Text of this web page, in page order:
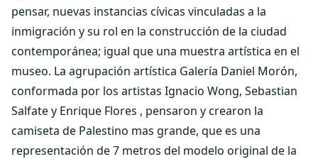
pensar, nuevas instancias cívicas vinculadas a la
inmigración y su rol en la construcción de la ciudad
contemporánea; igual que una muestra artística en el
museo. La agrupación artística Galería Daniel Morón,
conformada por los artistas Ignacio Wong, Sebastian
Salfate y Enrique Flores , pensaron y crearon la
camiseta de Palestino mas grande, que es una
representación de 7 metros del modelo original de la